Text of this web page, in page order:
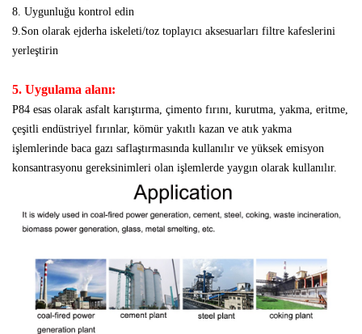
8. Uygunluğu kontrol edin
9.Son olarak ejderha iskeleti/toz toplayıcı aksesuarları filtre kafeslerini
yerleştirin
5. Uygulama alanı:
P84 esas olarak asfalt karıştırma, çimento fırını, kurutma, yakma, eritme,
çeşitli endüstriyel fırınlar, kömür yakıtlı kazan ve atık yakma
işlemlerinde baca gazı saflaştırmasında kullanılır ve yüksek emisyon
konsantrasyonu gereksinimleri olan işlemlerde yaygın olarak kullanılır.